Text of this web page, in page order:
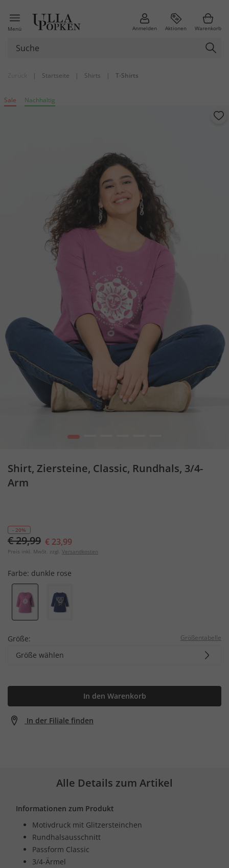
Menü Anmelden Aktionen Warenkorb
| Startseite | Shirts | T-Shirts
Sale Nachhaltig
1
Shirt, Ziersteine, Classic, Rundhals, 3/4-
Arm
- 20%
€ 29,99 € 23,99
Preis inkl. MwSt. zzgl. Versandkosten
Farbe: dunkle rose
Größe: Größentabelle
Größe wählen
In den Warenkorb
In der Filiale finden
Alle Details zum Artikel
Informationen zum Produkt
Motivdruck mit Glitzersteinchen
Rundhalsausschnitt
Passform Classic
3/4-Ärmel